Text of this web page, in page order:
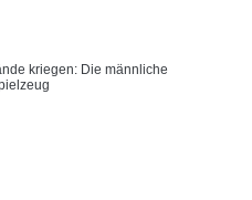
kriegen: Die männliche